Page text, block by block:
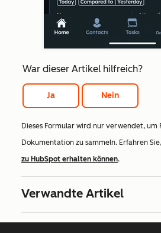
War dieser Artikel hilfreich?
Ja Nein
Dieses Formular wird nur verwendet, um
Dokumentation zu sammeln. Erfahren Sie,
zu HubSpot erhalten können.
Verwandte Artikel